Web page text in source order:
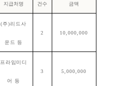
지급처명 건수 금액
(주)리드사
운드 등
2 10,000,000
프라임미디
어 등
3 5,000,000